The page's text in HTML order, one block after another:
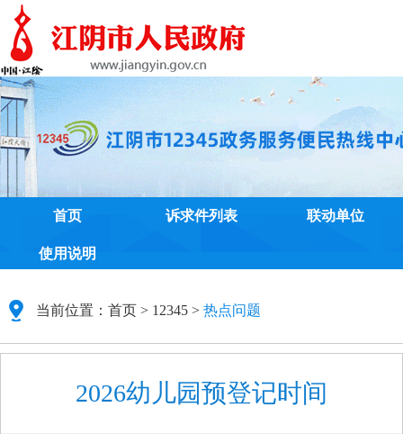
首页 诉求件列表 联动单位
使用说明
当前位置： 首页 > 12345 > 热点问题
2026幼儿园预登记时间